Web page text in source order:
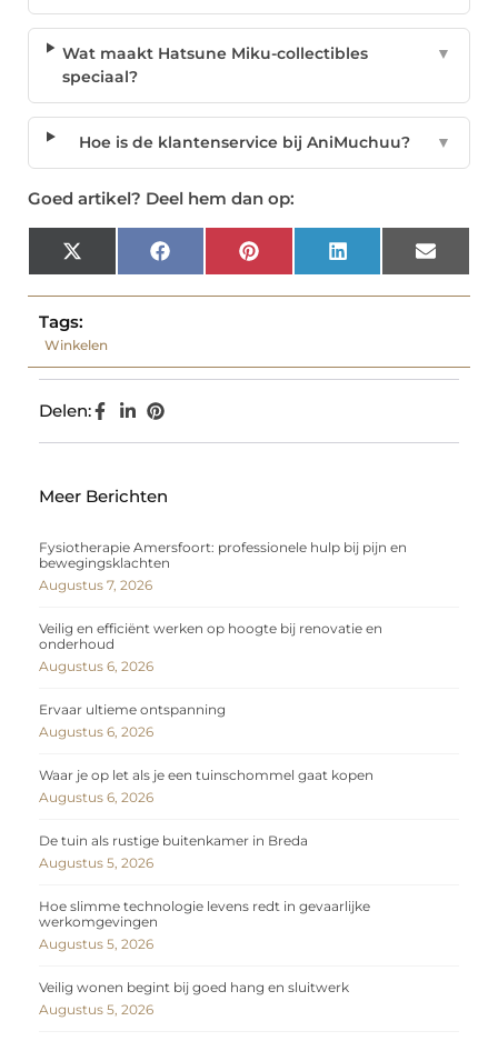
Wat maakt Hatsune Miku-collectibles
speciaal?
▼
Hoe is de klantenservice bij AniMuchuu? ▼
Goed artikel? Deel hem dan op:
X
(Twitter)
Facebook Pinterest LinkedIn Email
Tags:
Winkelen
Delen:
Meer Berichten
Fysiotherapie Amersfoort: professionele hulp bij pijn en
bewegingsklachten
Augustus 7, 2026
Veilig en efficiënt werken op hoogte bij renovatie en
onderhoud
Augustus 6, 2026
Ervaar ultieme ontspanning
Augustus 6, 2026
Waar je op let als je een tuinschommel gaat kopen
Augustus 6, 2026
De tuin als rustige buitenkamer in Breda
Augustus 5, 2026
Hoe slimme technologie levens redt in gevaarlijke
werkomgevingen
Augustus 5, 2026
Veilig wonen begint bij goed hang en sluitwerk
Augustus 5, 2026